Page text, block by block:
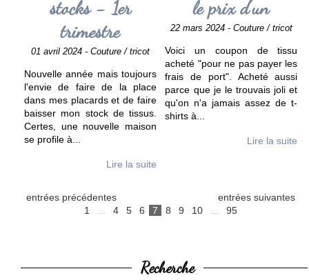
stocks - 1er
trimestre
01 avril 2024 - Couture / tricot
Nouvelle année mais toujours
l'envie de faire de la place
dans mes placards et de faire
baisser mon stock de tissus.
Certes, une nouvelle maison
se profile à...
Lire la suite
le prix d'un
22 mars 2024 - Couture / tricot
Voici un coupon de tissu
acheté "pour ne pas payer les
frais de port". Acheté aussi
parce que je le trouvais joli et
qu'on n'a jamais assez de t-
shirts à...
Lire la suite
entrées précédentes
entrées suivantes
1
4 5 6 7 8 9 10 95
Recherche